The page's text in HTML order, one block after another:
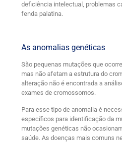
deficiência intelectual, problemas
fenda palatina.
As anomalias genéticas
São pequenas mutações que
mas não afetam a estrutura do
alteração não é encontrada a
exames de cromossomos.
Para esse tipo de anomalia é
específicos para identificação da
mutações genéticas não
saúde. As doenças mais comuns